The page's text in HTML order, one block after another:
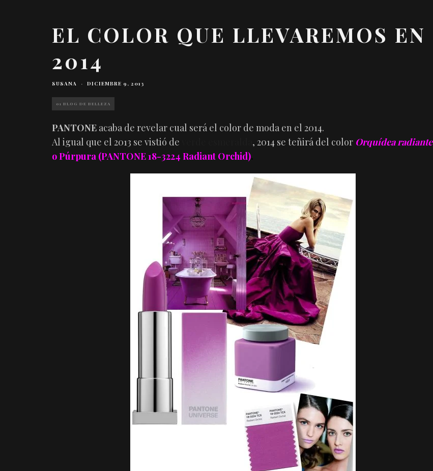
EL COLOR QUE LLEVAREMOS EN
2014
SUSANA · DICIEMBRE 9, 2013
01 BLOG DE BELLEZA
PANTONE acaba de revelar cual será el color de moda en el 2014.
Al igual que el 2013 se vistió de
, 2014 se teñirá del color Orquídea radiante
o Púrpura (PANTONE 18-3224 Radiant Orchid)